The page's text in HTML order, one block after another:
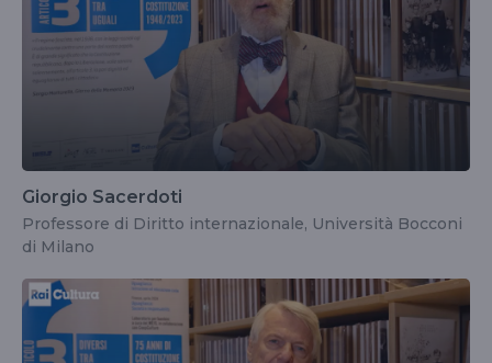
Giorgio Sacerdoti
Professore di Diritto internazionale, Università Bocconi
di Milano